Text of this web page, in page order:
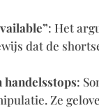
: Het
dat de
:
Ze